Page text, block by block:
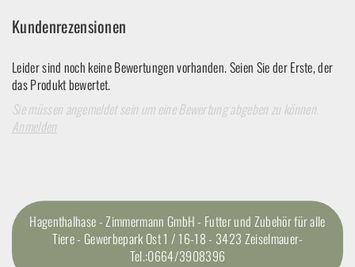
Kundenrezensionen
Leider sind noch keine Bewertungen vorhanden. Seien Sie der Erste, der
das Produkt bewertet.
Sie müssen angemeldet sein um eine Bewertung abgeben zu können.
Anmelden
Hagenthalhase - Zimmermann GmbH - Futter und Zubehör für alle
Tiere - Gewerbepark Ost 1 / 16-18 - 3423 Zeiselmauer-
Tel.:0664/3908396